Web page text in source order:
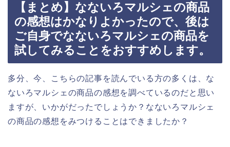
【まとめ】なないろマルシェの商品
の感想はかなりよかったので、後は
ご自身でなないろマルシェの商品を
試してみることをおすすめします。
多分、今、こちらの記事を読んでいる方の多くは、な
ないろマルシェの商品の感想を調べているのだと思い
ますが、いかがだったでしょうか？なないろマルシェ
の商品の感想をみつけることはできましたか？